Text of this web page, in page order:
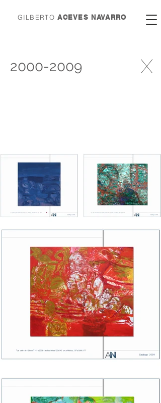
GILBERTOACEVES NAVARRO
2000-2009 X